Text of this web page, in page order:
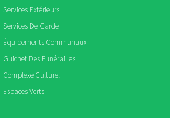
Services Extérieurs
Services De Garde
Équipements Communaux
Guichet Des Funérailles
Complexe Culturel
Espaces Verts